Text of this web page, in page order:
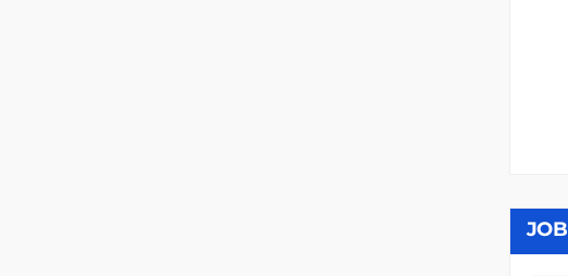
JOB